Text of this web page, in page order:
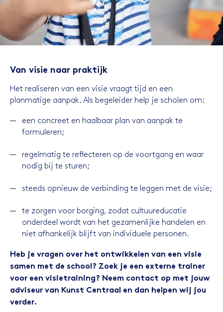
Van visie naar praktijk
Het realiseren van een visie vraagt tijd en een
planmatige aanpak. Als begeleider help je scholen om:
een concreet en haalbaar plan van aanpak te
formuleren;
regelmatig te reflecteren op de voortgang en waar
nodig bij te sturen;
steeds opnieuw de verbinding te leggen met de visie;
te zorgen voor borging, zodat cultuureducatie
onderdeel wordt van het gezamenlijke handelen en
niet afhankelijk blijft van individuele personen.
Heb je vragen over het ontwikkelen van een visie
samen met de school? Zoek je een externe trainer
voor een visietraining? Neem contact op met jouw
adviseur van Kunst Centraal en dan helpen wij jou
verder.